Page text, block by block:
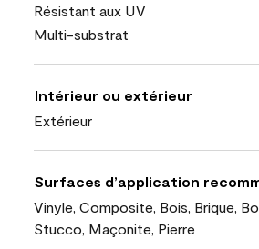
Résistant aux UV
Multi-substrat
Intérieur ou extérieur
Extérieur
Surfaces d’application
Vinyle, Composite, Bois, Brique,
Stucco, Maçonite, Pierre